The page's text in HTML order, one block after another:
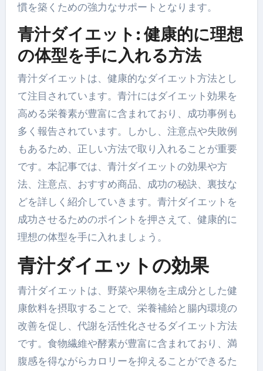
慣を築くための強力なサポートとなります。
青汁ダイエット: 健康的に理想
の体型を手に入れる方法
青汁ダイエットは、健康的なダイエット方法とし
て注目されています。青汁にはダイエット効果を
高める栄養素が豊富に含まれており、成功事例も
多く報告されています。しかし、注意点や失敗例
もあるため、正しい方法で取り入れることが重要
です。本記事では、青汁ダイエットの効果や方
法、注意点、おすすめ商品、成功の秘訣、裏技な
どを詳しく紹介していきます。青汁ダイエットを
成功させるためのポイントを押さえて、健康的に
理想の体型を手に入れましょう。
青汁ダイエットの効果
青汁ダイエットは、野菜や果物を主成分とした健
康飲料を摂取することで、栄養補給と腸内環境の
改善を促し、代謝を活性化させるダイエット方法
です。食物繊維や酵素が豊富に含まれており、満
腹感を得ながらカロリーを抑えることができるた